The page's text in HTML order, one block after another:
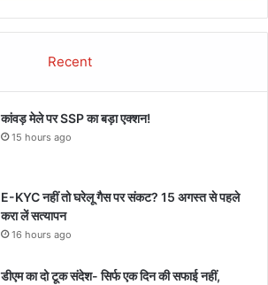
Recent
कांवड़ मेले पर SSP का बड़ा एक्शन!
15 hours ago
E-KYC नहीं तो घरेलू गैस पर संकट? 15 अगस्त से पहले
करा लें सत्यापन
16 hours ago
डीएम का दो टूक संदेश- सिर्फ एक दिन की सफाई नहीं,